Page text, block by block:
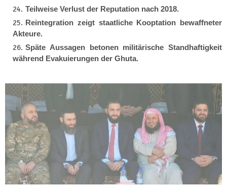
Teilweise Verlust der Reputation nach 2018.
Reintegration zeigt staatliche Kooptation bewaffneter
Akteure.
Späte Aussagen betonen militärische Standhaftigkeit
während Evakuierungen der Ghuta.